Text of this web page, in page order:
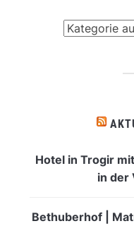
Hotel in Trogir
in der
Bethuberhof |